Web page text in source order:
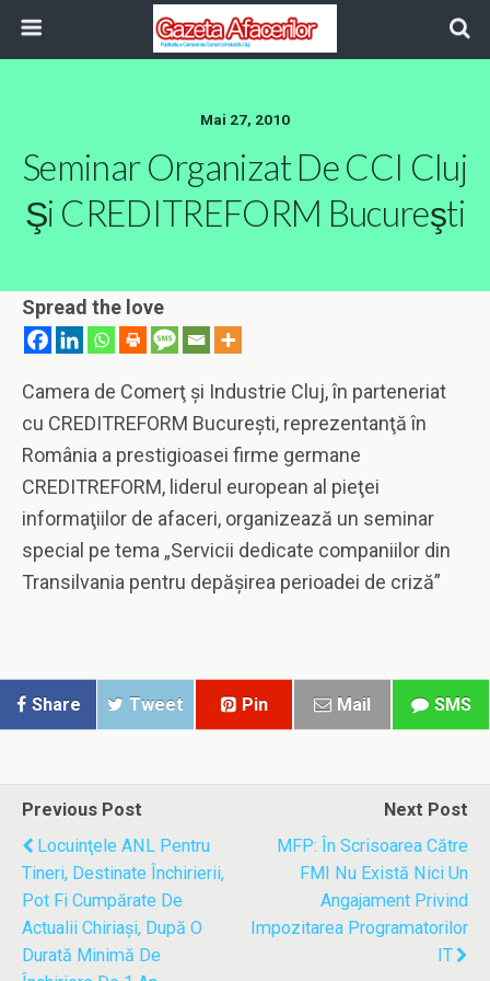
Mai 27, 2010
Seminar Organizat De CCI Cluj
Şi CREDITREFORM Bucureşti
Spread the love
Camera de Comerţ şi Industrie Cluj, în parteneriat
cu CREDITREFORM Bucureşti, reprezentanţă în
România a prestigioasei firme germane
CREDITREFORM, liderul european al pieţei
informaţiilor de afaceri, organizează un seminar
special pe tema „Servicii dedicate companiilor din
Transilvania pentru depăşirea perioadei de criză”
Share Tweet Pin Mail SMS
Previous Post
Locuinţele ANL Pentru
Tineri, Destinate Închirierii,
Pot Fi Cumpărate De
Actualii Chiriaşi, După O
Durată Minimă De
Next Post
MFP: În Scrisoarea Către
FMI Nu Există Nici Un
Angajament Privind
Impozitarea Programatorilor
IT